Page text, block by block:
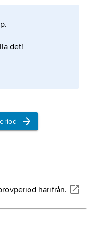
i norra
det!
härifrån.